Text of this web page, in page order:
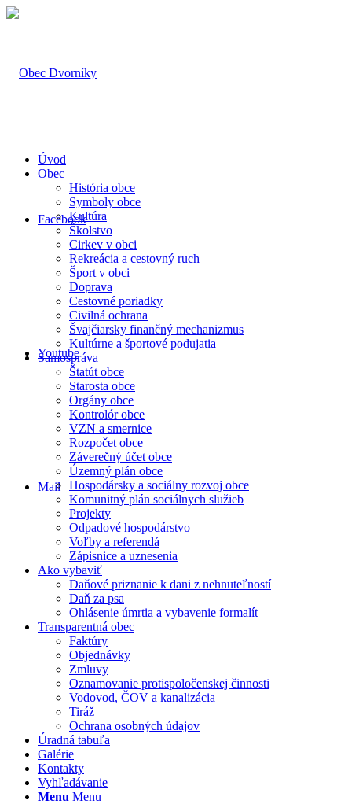
Facebook
Youtube
Mail
Úvod
Obec
História obce
Symboly obce
Kultúra
Školstvo
Cirkev v obci
Rekreácia a cestovný ruch
Šport v obci
Doprava
Cestovné poriadky
Civilná ochrana
Švajčiarsky finančný mechanizmus
Kultúrne a športové podujatia
Samospráva
Štatút obce
Starosta obce
Orgány obce
Kontrolór obce
VZN a smernice
Rozpočet obce
Záverečný účet obce
Územný plán obce
Hospodársky a sociálny rozvoj obce
Komunitný plán sociálnych služieb
Projekty
Odpadové hospodárstvo
Voľby a referendá
Zápisnice a uznesenia
Ako vybaviť
Daňové priznanie k dani z nehnuteľností
Daň za psa
Ohlásenie úmrtia a vybavenie formalít
Transparentná obec
Faktúry
Objednávky
Zmluvy
Oznamovanie protispoločenskej činnosti
Vodovod, ČOV a kanalizácia
Tiráž
Ochrana osobných údajov
Úradná tabuľa
Galérie
Kontakty
Vyhľadávanie
Menu Menu